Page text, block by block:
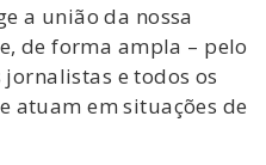
a união da nossa
de forma ampla – pelo
e todos os
atuam em situações de